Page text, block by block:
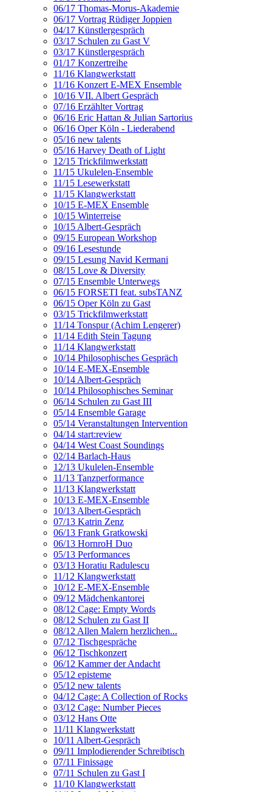
06/17 Thomas-Morus-Akademie
06/17 Vortrag Rüdiger Joppien
04/17 Künstlergespräch
03/17 Schulen zu Gast V
03/17 Künstlergespräch
01/17 Konzertreihe
11/16 Klangwerkstatt
11/16 Konzert E-MEX Ensemble
10/16 VII. Albert Gespräch
07/16 Erzählter Vortrag
06/16 Eric Hattan & Julian Sartorius
06/16 Oper Köln - Liederabend
05/16 new talents
05/16 Harvey Death of Light
12/15 Trickfilmwerkstatt
11/15 Ukulelen-Ensemble
11/15 Lesewerkstatt
11/15 Klangwerkstatt
10/15 E-MEX Ensemble
10/15 Winterreise
10/15 Albert-Gespräch
09/15 European Workshop
09/16 Lesestunde
09/15 Lesung Navid Kermani
08/15 Love & Diversity
07/15 Ensemble Unterwegs
06/15 FORSETI feat. subsTANZ
06/15 Oper Köln zu Gast
03/15 Trickfilmwerkstatt
11/14 Tonspur (Achim Lengerer)
11/14 Edith Stein Tagung
11/14 Klangwerkstatt
10/14 Philosophisches Gespräch
10/14 E-MEX-Ensemble
10/14 Albert-Gespräch
10/14 Philosophisches Seminar
06/14 Schulen zu Gast III
05/14 Ensemble Garage
05/14 Veranstaltungen Intervention
04/14 start:review
04/14 West Coast Soundings
02/14 Barlach-Haus
12/13 Ukulelen-Ensemble
11/13 Tanzperformance
11/13 Klangwerkstatt
10/13 E-MEX-Ensemble
10/13 Albert-Gespräch
07/13 Katrin Zenz
06/13 Frank Gratkowski
06/13 HornroH Duo
05/13 Performances
03/13 Horatiu Radulescu
11/12 Klangwerkstatt
10/12 E-MEX-Ensemble
09/12 Mädchenkantorei
08/12 Cage: Empty Words
08/12 Schulen zu Gast II
08/12 Allen Malern herzlichen...
07/12 Tischgespräche
06/12 Tischkonzert
06/12 Kammer der Andacht
05/12 episteme
05/12 new talents
04/12 Cage: A Collection of Rocks
03/12 Cage: Number Pieces
03/12 Hans Otte
11/11 Klangwerkstatt
10/11 Albert-Gespräch
09/11 Implodierender Schreibtisch
07/11 Finissage
07/11 Schulen zu Gast I
11/10 Klangwerkstatt